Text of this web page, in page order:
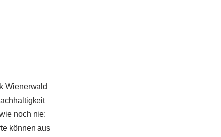
Wienerwald
noch nie:
können aus